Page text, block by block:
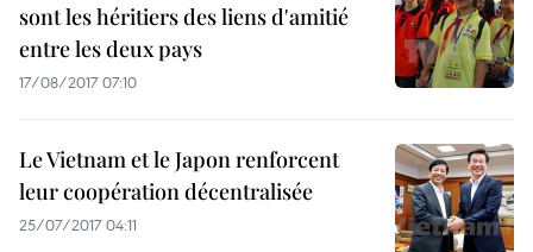
sont les héritiers des liens d'amitié
entre les deux pays
17/08/2017 07:10
Le Vietnam et le Japon renforcent
leur coopération décentralisée
25/07/2017 04:11